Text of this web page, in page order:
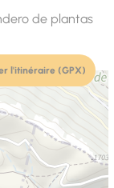
de plantas
l'itinéraire (GPX)
(téléchargement,